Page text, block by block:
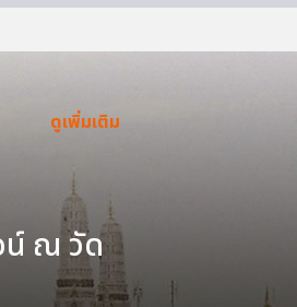
ดูเพิ่มเติม
น์ ณ วัด